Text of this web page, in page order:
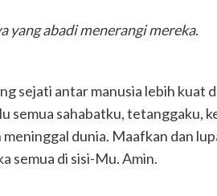
yang abadi menerangi mereka.
sejati antar manusia lebih kuat
semua sahabatku, tetanggaku,
dunia. Maafkan dan
semua di sisi-Mu. Amin.